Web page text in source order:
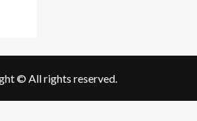
© All rights reserved.